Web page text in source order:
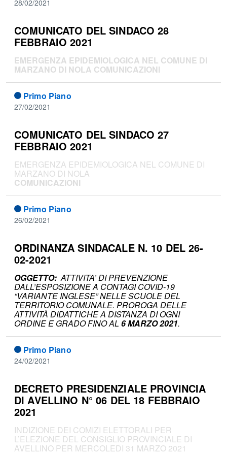
28/02/2021
COMUNICATO DEL SINDACO 28
FEBBRAIO 2021
EMERGENZA EPIDEMIOLOGICA NEL COMUNE DI
MARZANO DI NOLA COMUNICAZIONI
Primo Piano
27/02/2021
COMUNICATO DEL SINDACO 27
FEBBRAIO 2021
EMERGENZA EPIDEMIOLOGICA NEL COMUNE DI
MARZANO DI NOLA
COMUNICAZIONI
Primo Piano
26/02/2021
ORDINANZA SINDACALE N. 10 DEL 26-
02-2021
OGGETTO:ATTIVITA’ DI PREVENZIONE
DALL’ESPOSIZIONE A CONTAGI COVID-19
“VARIANTE INGLESE” NELLE SCUOLE DEL
TERRITORIO COMUNALE. PROROGA DELLE
ATTIVITÀ DIDATTICHE A DISTANZA DI OGNI
ORDINE E GRADO FINO AL 6 MARZO 2021.
Primo Piano
24/02/2021
DECRETO PRESIDENZIALE PROVINCIA
DI AVELLINO N° 06 DEL 18 FEBBRAIO
2021
INDIZIONE DEI COMIZI ELETTORALI PER
L’ELEZIONE DEL CONSIGLIO PROVINCIALE DI
AVELLINO PER MERCOLEDI 31 MARZO 2021